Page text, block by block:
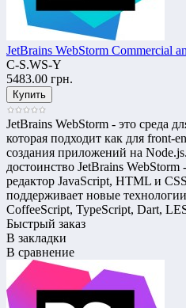
JetBrains WebStorm Commercial
C-S.WS-Y
5483.00 грн.
JetBrains WebStorm - это среда
которая подходит как для front-
создания приложений на
достоинство JetBrains
редактор JavaSсript, HTML и
поддерживает новые
CoffeeScript, TypeScript, Dart,
Быстрый заказ
В закладки
В сравнение